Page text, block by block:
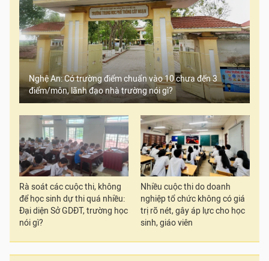
Nghệ An: Có trường điểm chuẩn vào 10 chưa đến 3
điểm/môn, lãnh đạo nhà trường nói gì?
Rà soát các cuộc thi, không
để học sinh dự thi quá nhiều:
Đại diện Sở GDĐT, trường học
nói gì?
Nhiều cuộc thi do doanh
nghiệp tổ chức không có giá
trị rõ nét, gây áp lực cho học
sinh, giáo viên